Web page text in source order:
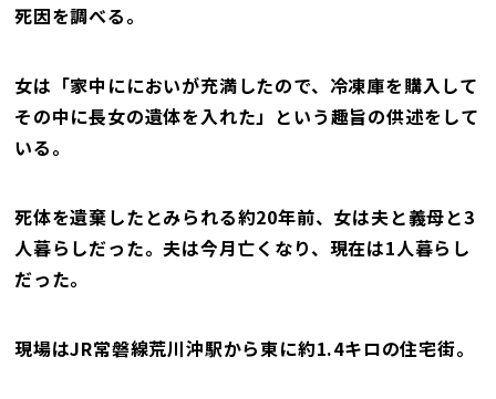
死因を調べる。
女は「家中ににおいが充満したので、冷凍庫を購入して
その中に長女の遺体を入れた」という趣旨の供述をして
いる。
死体を遺棄したとみられる約20年前、女は夫と義母と3
人暮らしだった。夫は今月亡くなり、現在は1人暮らし
だった。
現場はJR常磐線荒川沖駅から東に約1.4キロの住宅街。